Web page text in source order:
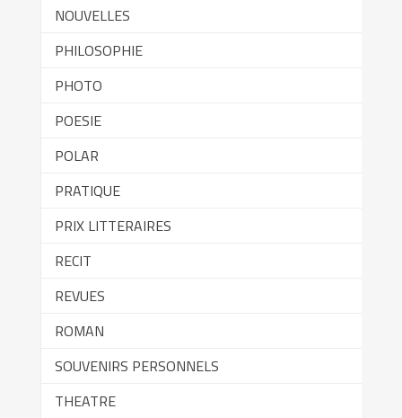
NOUVELLES
PHILOSOPHIE
PHOTO
POESIE
POLAR
PRATIQUE
PRIX LITTERAIRES
RECIT
REVUES
ROMAN
SOUVENIRS PERSONNELS
THEATRE